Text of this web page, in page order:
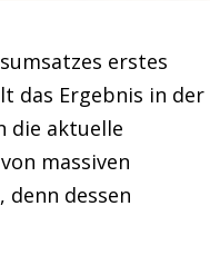
erstes
das Ergebnis in der
die aktuelle
massiven
dessen